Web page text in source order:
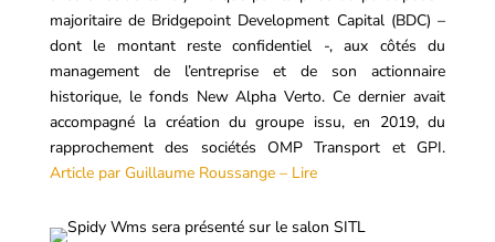
majoritaire de Bridgepoint Development Capital (BDC) –
dont le montant reste confidentiel -, aux côtés du
management de l’entreprise et de son actionnaire
historique, le fonds New Alpha Verto. Ce dernier avait
accompagné la création du groupe issu, en 2019, du
rapprochement des sociétés OMP Transport et GPI.
Article par Guillaume Roussange – Lire